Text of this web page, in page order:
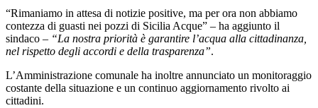
“Rimaniamo in attesa di notizie positive, ma per ora non abbiamo
contezza di guasti nei pozzi di Sicilia Acque” – ha aggiunto il
sindaco – “La nostra priorità è garantire l’acqua alla cittadinanza,
nel rispetto degli accordi e della trasparenza”.
L’Amministrazione comunale ha inoltre annunciato un monitoraggio
costante della situazione e un continuo aggiornamento rivolto ai
cittadini.